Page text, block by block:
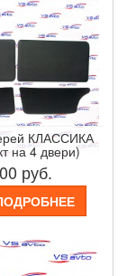
КЛАССИКА
на 4 двери)
руб.